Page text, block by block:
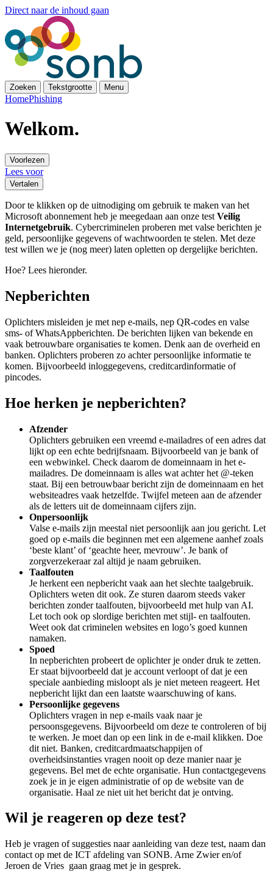
Direct naar de inhoud gaan
Zoeken Tekstgrootte Menu
HomePhishing
Welkom.
Voorlezen
Lees voor
Vertalen
Door te klikken op de uitnodiging om gebruik te maken van het
Microsoft abonnement heb je meegedaan aan onze test Veilig
Internetgebruik. Cybercriminelen proberen met valse berichten je
geld, persoonlijke gegevens of wachtwoorden te stelen. Met deze
test willen we je (nog meer) laten opletten op dergelijke berichten.
Hoe? Lees hieronder.
Nepberichten
Oplichters misleiden je met nep e-mails, nep QR-codes en valse
sms- of WhatsAppberichten. De berichten lijken van bekende en
vaak betrouwbare organisaties te komen. Denk aan de overheid en
banken. Oplichters proberen zo achter persoonlijke informatie te
komen. Bijvoorbeeld inloggegevens, creditcardinformatie of
pincodes.
Hoe herken je nepberichten?
Afzender
Oplichters gebruiken een vreemd e-mailadres of een adres dat
lijkt op een echte bedrijfsnaam. Bijvoorbeeld van je bank of
een webwinkel. Check daarom de domeinnaam in het e-
mailadres. De domeinnaam is alles wat achter het @-teken
staat. Bij een betrouwbaar bericht zijn de domeinnaam en het
websiteadres vaak hetzelfde. Twijfel meteen aan de afzender
als de letters uit de domeinnaam cijfers zijn.
Onpersoonlijk
Valse e-mails zijn meestal niet persoonlijk aan jou gericht. Let
goed op e-mails die beginnen met een algemene aanhef zoals
‘beste klant’ of ‘geachte heer, mevrouw’. Je bank of
zorgverzekeraar zal altijd je naam gebruiken.
Taalfouten
Je herkent een nepbericht vaak aan het slechte taalgebruik.
Oplichters weten dit ook. Ze sturen daarom steeds vaker
berichten zonder taalfouten, bijvoorbeeld met hulp van AI.
Let toch ook op slordige berichten met stijl- en taalfouten.
Weet ook dat criminelen websites en logo’s goed kunnen
namaken.
Spoed
In nepberichten probeert de oplichter je onder druk te zetten.
Er staat bijvoorbeeld dat je account verloopt of dat je een
speciale aanbieding misloopt als je niet meteen reageert. Het
nepbericht lijkt dan een laatste waarschuwing of kans.
Persoonlijke gegevens
Oplichters vragen in nep e-mails vaak naar je
persoonsgegevens. Bijvoorbeeld om deze te controleren of bij
te werken. Je moet dan op een link in de e-mail klikken. Doe
dit niet. Banken, creditcardmaatschappijen of
overheidsinstanties vragen nooit op deze manier naar je
gegevens. Bel met de echte organisatie. Hun contactgegevens
zoek je in je eigen administratie of op de website van de
organisatie. Haal ze niet uit het bericht dat je ontving.
Wil je reageren op deze test?
Heb je vragen of suggesties naar aanleiding van deze test, naam dan
contact op met de ICT afdeling van SONB. Arne Zwier en/of
Jeroen de Vries gaan graag met je in gesprek.